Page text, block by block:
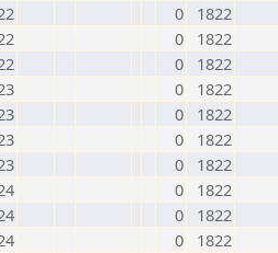
0
1822
0
1822
0
1822
0
1822
0
1822
0
1822
0
1822
0
1822
0
1822
0
1822